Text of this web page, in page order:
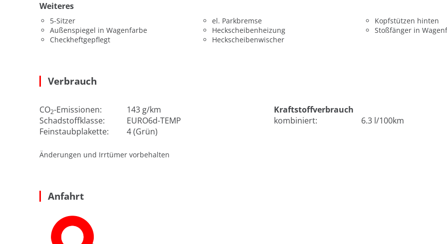
Weiteres
5-Sitzer
Außenspiegel in Wagenfarbe
Checkheftgepflegt
el. Parkbremse
Heckscheibenheizung
Heckscheibenwischer
Kopfstützen hinten
Stoßfänger in
Verbrauch
CO2-Emissionen:
143 g/km
Schadstoffklasse:
EURO6d-TEMP
Feinstaubplakette:
4 (Grün)
Kraftstoffverbrauch
kombiniert:
6.3 l/100km
Änderungen und Irrtümer vorbehalten
Anfahrt